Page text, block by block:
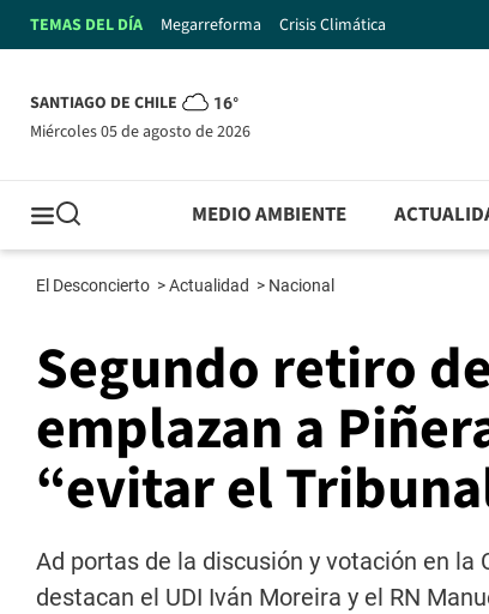
TEMAS DEL DÍA Megarreforma Crisis Climática
SANTIAGO DE CHILE 16°
miércoles 05 de agosto de 2026
MEDIO AMBIENTE
El Desconcierto >Actualidad > Nacional
Segundo retiro
emplazan a
“evitar el
Ad portas de la discusión y votación en
destacan el UDI Iván Moreira y el RN